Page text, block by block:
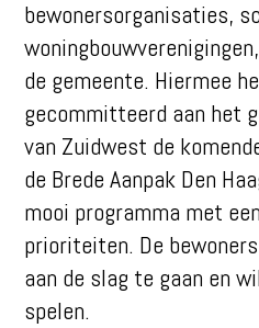
bewonersorganisaties,
de gemeente. Hiermee
gecommitteerd aan het
van Zuidwest de
de Brede Aanpak Den
mooi programma met
prioriteiten. De
aan de slag te gaan en
spelen.